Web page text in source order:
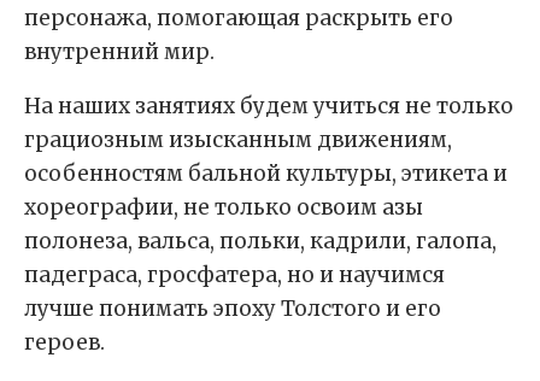
персонажа, помогающая раскрыть его
внутренний мир.
На наших занятиях будем учиться не только
грациозным изысканным движениям,
особенностям бальной культуры, этикета и
хореографии, не только освоим азы
полонеза, вальса, польки, кадрили, галопа,
падеграса, гросфатера, но и научимся
лучше понимать эпоху Толстого и его
героев.